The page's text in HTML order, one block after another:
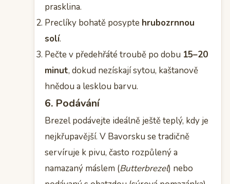
prasklina.
Preclíky bohatě posypte hrubozrnnou
solí.
Pečte v předehřáté troubě po dobu 15–20
minut, dokud nezískají sytou, kaštanově
hnědou a lesklou barvu.
6. Podávání
Brezel podávejte ideálně ještě teplý, kdy je
nejkřupavější. V Bavorsku se tradičně
servíruje k pivu, často rozpůlený a
namazaný máslem (Butterbrezel) nebo